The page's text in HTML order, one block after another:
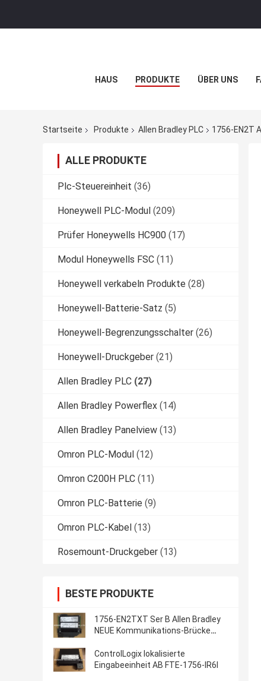
HAUS PRODUKTE ÜBER UNS
Startseite Produkte Allen Bradley PLC 1756-EN2T
ALLE PRODUKTE
Plc-Steuereinheit (36)
Honeywell PLC-Modul (209)
Prüfer Honeywells HC900 (17)
Modul Honeywells FSC (11)
Honeywell verkabeln Produkte (28)
Honeywell-Batterie-Satz (5)
Honeywell-Begrenzungsschalter (26)
Honeywell-Druckgeber (21)
Allen Bradley PLC (27)
Allen Bradley Powerflex (14)
Allen Bradley Panelview (13)
Omron PLC-Modul (12)
Omron C200H PLC (11)
Omron PLC-Batterie (9)
Omron PLC-Kabel (13)
Rosemount-Druckgeber (13)
BESTE PRODUKTE
1756-EN2TXT Ser B Allen Bradley
NEUE Kommunikations-Brücke
ControlLogix lokalisierte
Eingabeeinheit AB FTE-1756-IR6I